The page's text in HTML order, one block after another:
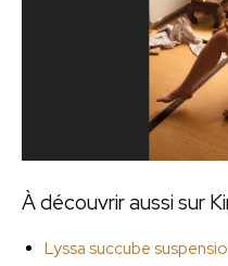
À découvrir aussi sur
Lyssa succube